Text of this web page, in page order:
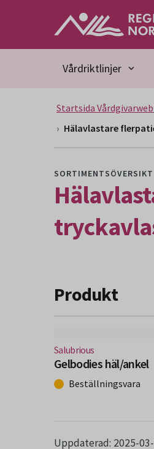
Gå till huvudmeny
Gå till övergripande innehåll
Vårdriktlinjer
Startsida
Hälavlastare
SORTIMENTSÖVERSIKT
Produkt
Salubrious
Gelbodies häl/ankel
(Nytt fönster)
Beställningsvara
Uppdaterad: 2025-